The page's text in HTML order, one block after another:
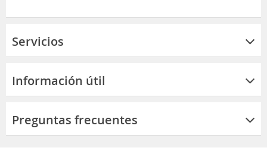
Servicios
Información útil
Preguntas frecuentes